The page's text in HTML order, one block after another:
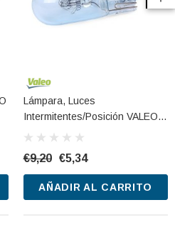
Lámpara, Luces
Intermitentes/posición VALEO
032118 12V 5W
€9,20 €5,34
AÑADIR AL CARRITO